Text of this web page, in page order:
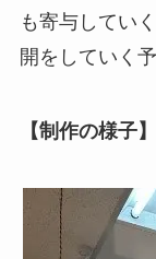
も寄与してい
開をしていく予
【制作の様子】